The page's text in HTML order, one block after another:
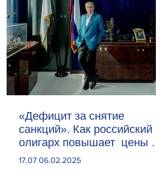
«Дефицит за снятие
санкций». Как российский
олигарх повышает цены на
сливочное масло
17.07 06.02.2025